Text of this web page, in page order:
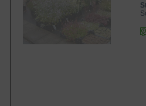
Ein sonniger Standort ist ideal
als günstig erwiesen, hier